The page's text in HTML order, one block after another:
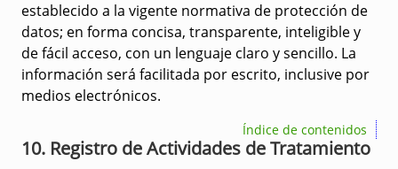
establecido a la vigente normativa de protección de
datos; en forma concisa, transparente, inteligible y
de fácil acceso, con un lenguaje claro y sencillo. La
información será facilitada por escrito, inclusive por
medios electrónicos.
Índice de contenidos
10. Registro de Actividades de Tratamiento